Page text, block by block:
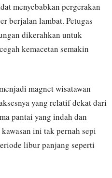
menyebabkan pergerakan
berjalan lambat. Petugas
dikerahkan untuk
kemacetan semakin
magnet wisatawan
yang relatif dekat dari
pantai yang indah dan
ini tak pernah sepi
libur panjang seperti